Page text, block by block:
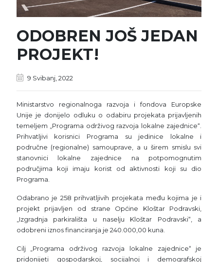
ODOBREN JOŠ JEDAN
PROJEKT!
9 Svibanj, 2022
Ministarstvo regionalnoga razvoja i fondova Europske
Unije je donijelo odluku o odabiru projekata prijavljenih
temeljem „Programa održivog razvoja lokalne zajednice“.
Prihvatljivi korisnici Programa su jedinice lokalne i
područne (regionalne) samouprave, a u širem smislu svi
stanovnici lokalne zajednice na potpomognutim
područjima koji imaju korist od aktivnosti koji su dio
Programa.
Odabrano je 258 prihvatljivih projekata među kojima je i
projekt prijavljen od strane Općine Kloštar Podravski,
„Izgradnja parkirališta u naselju Kloštar Podravski“, a
odobreni iznos financiranja je 240.000,00 kuna.
Cilj „Programa održivog razvoja lokalne zajednice“ je
pridonijeti gospodarskoj, socijalnoj i demografskoj